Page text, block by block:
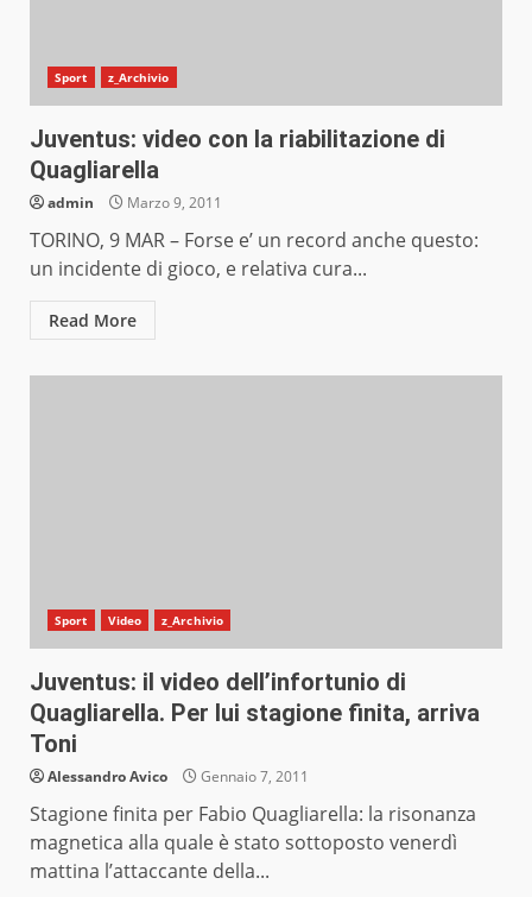
Sport z_Archivio
Juventus: video con la riabilitazione di
Quagliarella
admin Marzo 9, 2011
TORINO, 9 MAR – Forse e’ un record anche questo:
un incidente di gioco, e relativa cura...
Read More
Sport Video z_Archivio
Juventus: il video dell’infortunio di
Quagliarella. Per lui stagione finita, arriva
Toni
Alessandro Avico Gennaio 7, 2011
Stagione finita per Fabio Quagliarella: la risonanza
magnetica alla quale è stato sottoposto venerdì
mattina l’attaccante della...